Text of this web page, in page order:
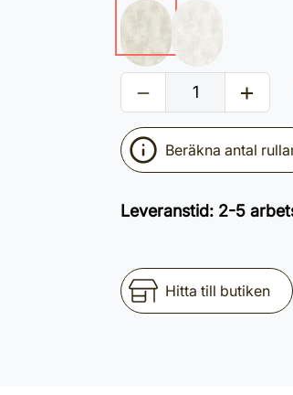
Beräkna antal
Leveranstid: 2-5
Hitta till butiken